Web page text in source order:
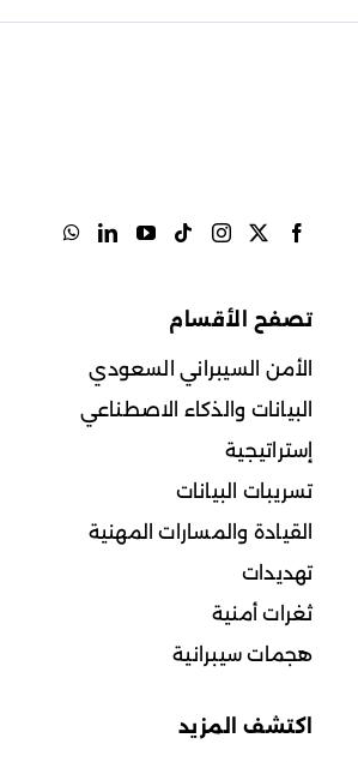
تصفح الأقسام
الأمن السيبراني السعودي
البيانات والذكاء الاصطناعي
إستراتيجية
تسريبات البيانات
القيادة والمسارات المهنية
تهديدات
ثغرات أمنية
هجمات سيبرانية
اكتشف المزيد